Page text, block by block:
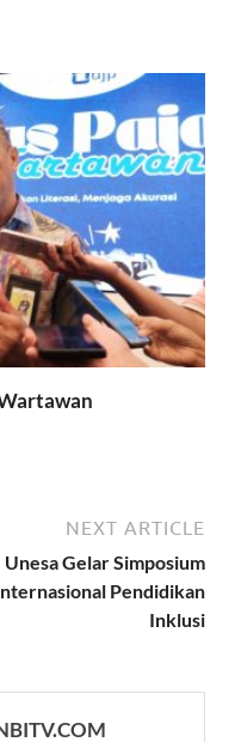
NEXT ARTICLE
Unesa Gelar Simposium
Pendidikan
Inklusi